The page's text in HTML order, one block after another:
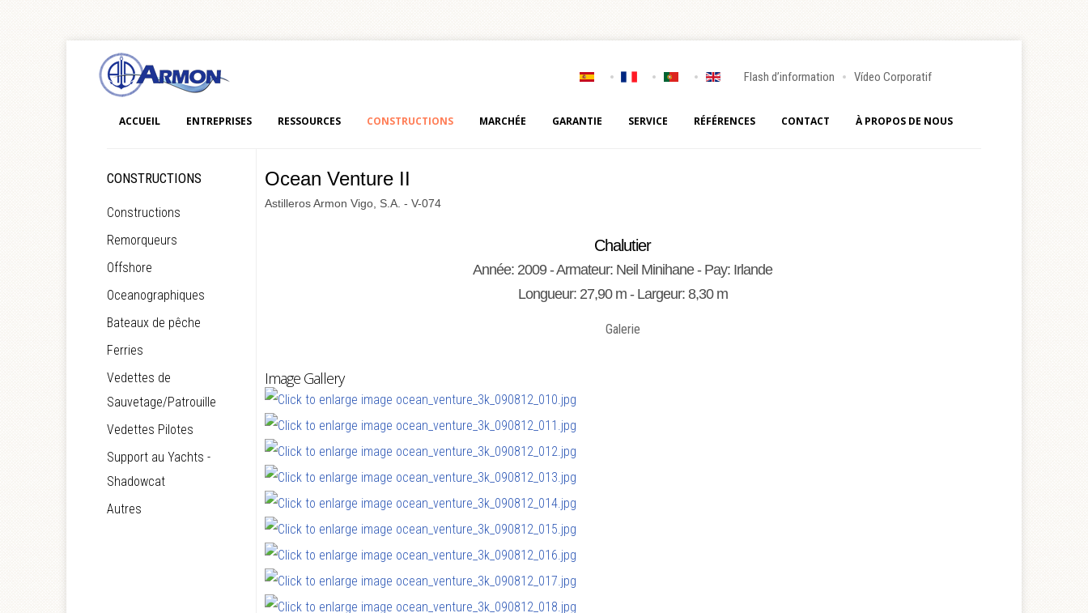
Flash d’information Vídeo Corporatif
ACCUEIL ENTREPRISES RESSOURCES CONSTRUCTIONS MARCHÉE GARANTIE SERVICE RÉFÉRENCES CONTACT À PROPOS DE NOUS
Ocean Venture II
Astilleros Armon Vigo, S.A. - V-074
Chalutier
Année: 2009 - Armateur: Neil Minihane - Pay: Irlande
Longueur: 27,90 m - Largeur: 8,30 m
Galerie
Image Gallery
CONSTRUCTIONS
Constructions
Remorqueurs
Offshore
Oceanographiques
Bateaux de pêche
Ferries
Vedettes de
Sauvetage/Patrouille
Vedettes Pilotes
Support au Yachts -
Shadowcat
Autres